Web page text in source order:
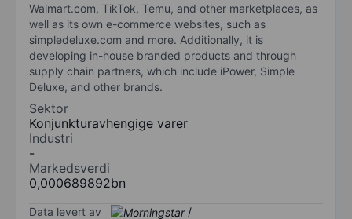
Walmart.com, TikTok, Temu, and other marketplaces, as
well as its own e-commerce websites, such as
simpledeluxe.com and more. Additionally, it is
developing in-house branded products and through
supply chain partners, which include iPower, Simple
Deluxe, and other brands.
Sektor
Konjunkturavhengige varer
Industri
-
Markedsverdi
0,000689892bn
Data levert av /